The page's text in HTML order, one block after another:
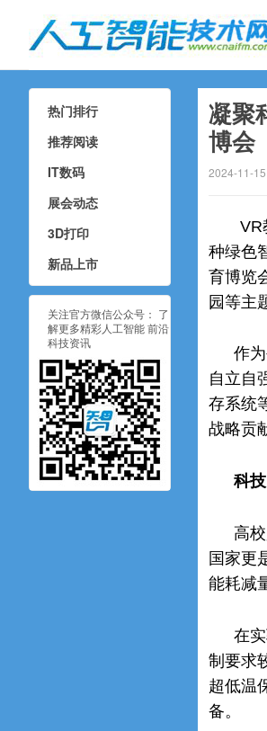
人工智能技术网
凝聚
博会
2024-11-
VR
种绿色
育博览
园等主
作
自立自
存系统
战略贡
科
高
国家更
能耗减
在
制要求
超低温
备。
热门排行
推荐阅读
IT数码
展会动态
3D打印
新品上市
关注官方微信公众号： 了
解更多精彩人工智能 前沿
科技资讯